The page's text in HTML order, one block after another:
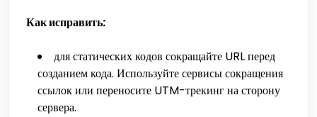
Как исправить:
для статических кодов сокращайте URL перед
созданием кода. Используйте сервисы сокращения
ссылок или переносите UTM-трекинг на сторону
сервера.